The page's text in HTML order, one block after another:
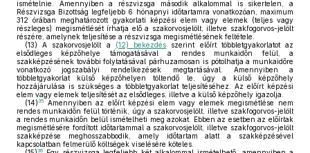
ismételnie. Amennyiben a részvizsga második alkalommal is sikertelen, a
Részvizsga Bizottság legfeljebb 6 hónapnyi időtartamra vonatkozóan, maximum
312 órában meghatározott gyakorlati képzési elem vagy elemek (teljes vagy
részleges) megismétlését írhatja elő a szakorvosjelölt, illetve szakfogorvos-jelölt
részére, amelynek teljesítése a részvizsga megismétlésének feltétele.
(13) A szakorvosjelölt a (12) bekezdés szerint előírt többletgyakorlatot az
elsődleges képzőhelye támogatásával a rendes munkaidőn felül, a
szakképzésének további folytatásával párhuzamosan is pótolhatja a munkaidőre
vonatkozó jogszabályi rendelkezések megtartásával. Amennyiben a
többletgyakorlat külső képzőhelyen töltendő le, úgy a külső képzőhely
hozzájárulása is szükséges a többletgyakorlat teljesítéséhez. Az előírt képzési
elem vagy elemek teljesítését az elsődleges, illetve a külső képzőhely igazolja.
(14)35
Amennyiben az előírt képzési elem vagy elemek megismétlése nem
rendes munkaidőn felül történik, úgy a szakorvosjelölt, illetve szakfogorvos-jelölt
a rendes munkaidőn belül ismételheti meg azokat. Ebben az esetben az előírtak
megismétlésére fordított időtartammal a szakorvosjelölt, illetve szakfogorvos-jelölt
szakképzése meghosszabbodik, amely időtartam alatt a szakképzésével
kapcsolatban felmerülő költségek viselésére köteles.
36